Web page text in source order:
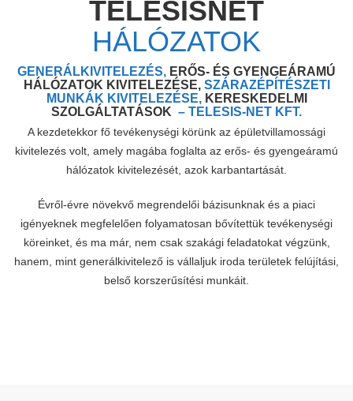
TELESISNET
HÁLÓZATOK
GENERÁLKIVITELEZÉS, ERŐS- ÉS GYENGEÁRAMÚ
HÁLÓZATOK KIVITELEZÉSE, SZÁRAZÉPÍTÉSZETI
MUNKÁK KIVITELEZÉSE,KERESKEDELMI
SZOLGÁLTATÁSOK – TELESIS-NET KFT.
A kezdetekkor fő tevékenységi körünk az épületvillamossági
kivitelezés volt, amely magába foglalta az erős- és gyengeáramú
hálózatok kivitelezését, azok karbantartását.
Évről-évre növekvő megrendelői bázisunknak és a piaci
igényeknek megfelelően folyamatosan bővítettük tevékenységi
köreinket, és ma már, nem csak szakági feladatokat végzünk,
hanem, mint generálkivitelező is vállaljuk iroda területek felújítási,
belső korszerűsítési munkáit.